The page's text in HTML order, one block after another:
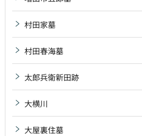
村田家墓
村田春海墓
太郎兵衛新田跡
大横川
大屋裏住墓